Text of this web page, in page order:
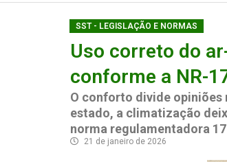
SST - LEGISLAÇÃO E NORMAS
Uso correto do
conforme a NR-
O conforto divide opiniões
estado, a climatização
norma regulamentadora 17
21 de janeiro de 2026